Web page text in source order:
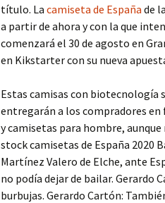
título. La camiseta de España de
a partir de ahora y con la que
comenzará el 30 de agosto en
en Kikstarter con su nueva
Estas camisas con biotecnología
entregarán a los compradores
y camisetas para hombre,
stock camisetas de España 2020
Martínez Valero de Elche, ante
no podía dejar de bailar. Gerardo
burbujas. Gerardo Cartón: